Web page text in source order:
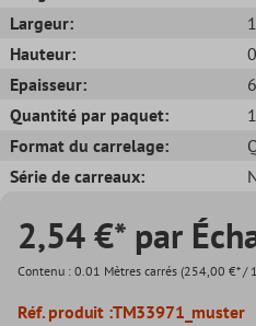
Largeur:
Hauteur:
Epaisseur:
Quantité par paquet:
1
Format du carrelage:
Série de carreaux:
2,54 €* par
Contenu : 0.01 Mètres carrés (254,00 €* /
Réf. produit :TM33971_muster